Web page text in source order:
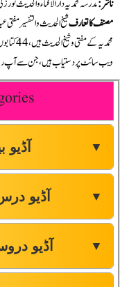
ناشر:مدرسہ محمدیہ دارالافتاء والحدیث
مصنف کا تعارفشیخ الحدیث والتفسیر
ویب سائٹ پر دستیاب ہیں، جن سے آپ
آڈیو ▼
آڈیو ▼
آڈیو ▼